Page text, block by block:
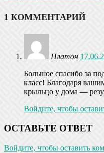
1 КОММЕНТАРИЙ
Платон
Большое спасибо за
класс! Благодаря
крыльцо у дома —
Войдите, чтобы
ОСТАВЬТЕ ОТВЕТ
Войдите, чтобы оставить